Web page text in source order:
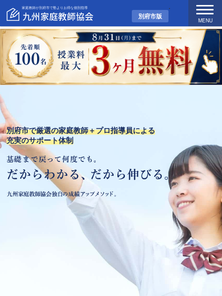
MENU
家庭教師が別府市で塾よりお得な個別指導
別府市版
別府市で厳選の家庭教師＋プロ指導員による
充実のサポート体制